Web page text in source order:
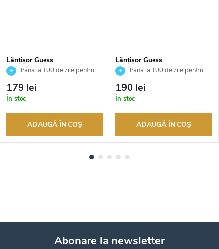
Lănțișor Guess
JUBN04593JWRHT
Până la 100 de zile pentru
returnarea bunurilor. Vânzător
autorizat
179 lei
În stoc
ADAUGĂ ÎN COŞ
Lănțișor Guess
JUBN04030JWRHT
Până la 100 de zile pentru
returnarea bunurilor. Vânzător
autorizat
190 lei
În stoc
ADAUGĂ ÎN COŞ
Abonare la newsletter